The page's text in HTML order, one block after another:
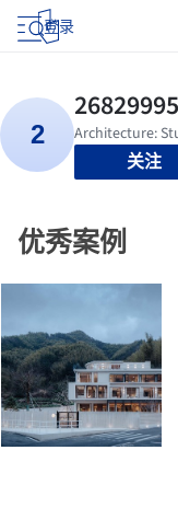
登录
关注
优秀案例